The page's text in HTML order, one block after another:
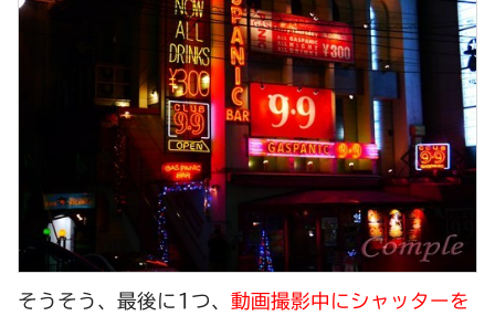
そうそう、最後に1つ、 動画撮影中にシャッターを